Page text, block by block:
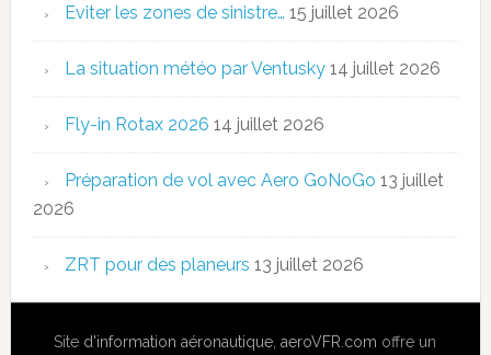
Eviter les zones de sinistre… 15 juillet 2026
La situation météo par Ventusky 14 juillet 2026
Fly-in Rotax 2026 14 juillet 2026
Préparation de vol avec Aero GoNoGo 13 juillet
2026
ZRT pour des planeurs 13 juillet 2026
Site d'information aéronautique ,aeroVFR.com offre un